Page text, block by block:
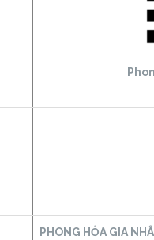
PHONG HỎA GIA